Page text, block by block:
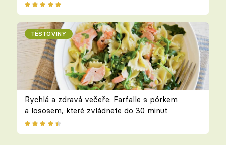
TĚSTOVINY
Rychlá a zdravá večeře: Farfalle s pórkem
a lososem, které zvládnete do 30 minut